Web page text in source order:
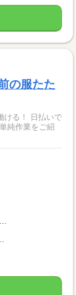
の服たた
ける！ 日払いで